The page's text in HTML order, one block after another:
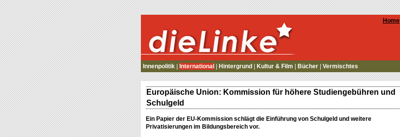
die Linke
Home
Innenpolitik International Hintergrund Kultur & Film Bücher Vermischtes
Europäische Union: Kommission für höhere Studiengebühren und
Schulgeld
Ein Papier der EU-Kommission schlägt die Einführung von Schulgeld und weitere
Privatisierungen im Bildungsbereich vor.